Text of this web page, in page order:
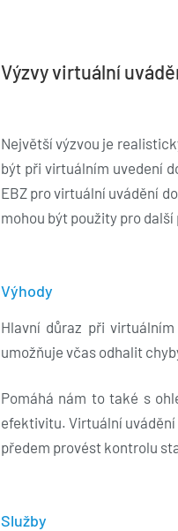
Výzvy virtuální
Největší výzvou je
být při virtuálním uvedení
EBZ pro virtuální uvádění
mohou být použity pro
Výhody
Hlavní důraz při
umožňuje včas odhalit
Pomáhá nám to také s
efektivitu. Virtuální uvádění
předem provést kontrolu
Služby